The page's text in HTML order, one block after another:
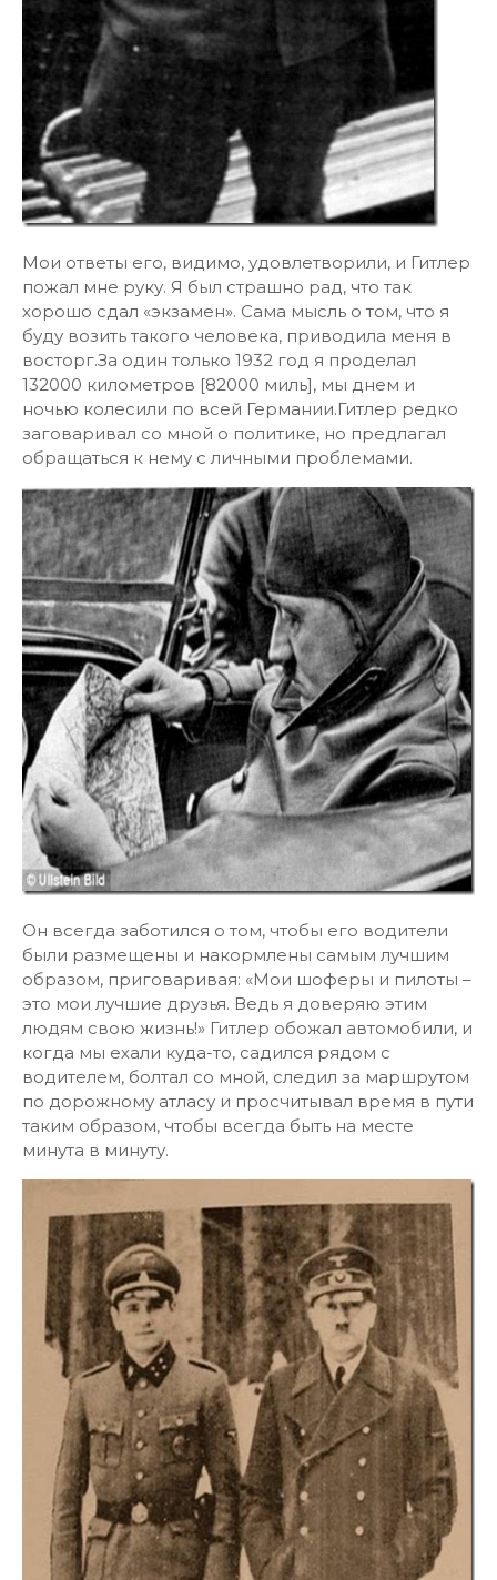
Мои ответы его, видимо, удовлетворили, и Гитлер
пожал мне руку. Я был страшно рад, что так
хорошо сдал «экзамен». Сама мысль о том, что я
буду возить такого человека, приводила меня в
восторг.За один только 1932 год я проделал
132000 километров [82000 миль], мы днем и
ночью колесили по всей Германии.Гитлер редко
заговаривал со мной о политике, но предлагал
обращаться к нему с личными проблемами.
Он всегда заботился о том, чтобы его водители
были размещены и накормлены самым лучшим
образом, приговаривая: «Мои шоферы и пилоты –
это мои лучшие друзья. Ведь я доверяю этим
людям свою жизнь!» Гитлер обожал автомобили, и
когда мы ехали куда-то, садился рядом с
водителем, болтал со мной, следил за маршрутом
по дорожному атласу и просчитывал время в пути
таким образом, чтобы всегда быть на месте
минута в минуту.